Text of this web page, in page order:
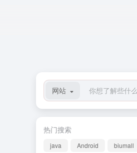
网站
热门搜索
java Android biumall